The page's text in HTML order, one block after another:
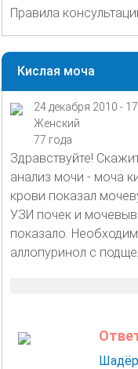
Правила
Кислая моча
24 декабря 2010 -
Женский
77 года
Здравствуйте!
анализ мочи - моча
крови показал
УЗИ почек и
показало.
аллопуринол с